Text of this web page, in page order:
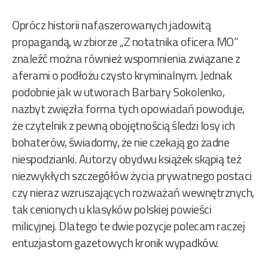
Oprócz historii nafaszerowanych jadowitą
propagandą, w zbiorze „Z notatnika oficera MO”
znaleźć można również wspomnienia związane z
aferami o podłożu czysto kryminalnym. Jednak
podobnie jak w utworach Barbary Sokolenko,
nazbyt zwięzła forma tych opowiadań powoduje,
że czytelnik z pewną obojętnością śledzi losy ich
bohaterów, świadomy, że nie czekają go żadne
niespodzianki. Autorzy obydwu książek skąpią też
niezwykłych szczegółów życia prywatnego postaci
czy nieraz wzruszających rozważań wewnętrznych,
tak cenionych u klasyków polskiej powieści
milicyjnej. Dlatego te dwie pozycje polecam raczej
entuzjastom gazetowych kronik wypadków.